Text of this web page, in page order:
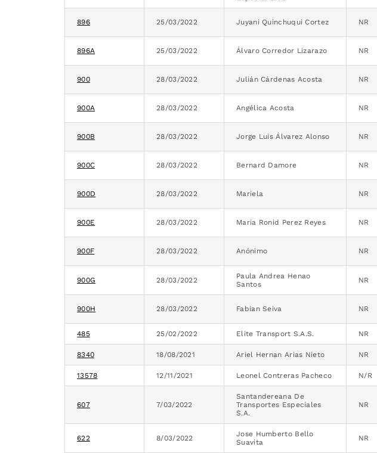
896 25/03/2022 Juyani Quinchuqui Cortez NR
896A 25/03/2022 Álvaro Corredor Lizarazo NR
900 28/03/2022 Julián Cárdenas Acosta NR
900A 28/03/2022 Angélica Acosta NR
900B 28/03/2022 Jorge Luis Álvarez Alonso NR
900C 28/03/2022 Bernard Damore NR
900D 28/03/2022 Mariela NR
900E 28/03/2022 Maria Ronid Perez Reyes NR
900F 28/03/2022 Anónimo NR
900G 28/03/2022
Paula Andrea Henao
Santos
NR
900H 28/03/2022 Fabian Seiva NR
485 25/02/2022 Elite Transport S.A.S. NR
8340 18/08/2021 Ariel Hernan Arias Nieto NR
13578 12/11/2021 Leonel Contreras Pacheco N/R
607 7/03/2022
Santandereana De
Transportes Especiales
S.A.
NR
622 8/03/2022
Jose Humberto Bello
Suavita
NR